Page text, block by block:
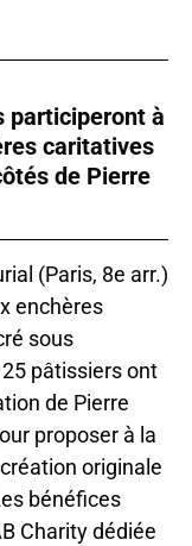
participeront à
caritatives
de Pierre
(Paris, 8e arr.)
enchères
sous
pâtissiers ont
de Pierre
proposer à la
originale
bénéfices
Charity dédiée